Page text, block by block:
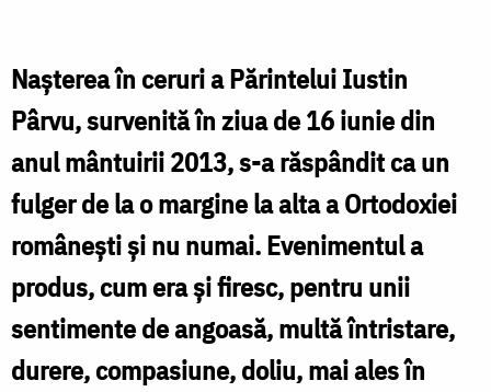
Roncea
Naşterea în ceruri a Părintelui Iustin
Pârvu, survenită în ziua de 16 iunie din
anul mântuirii 2013, s-a răspândit ca un
fulger de la o margine la alta a Ortodoxiei
româneşti şi nu numai. Evenimentul a
produs, cum era şi firesc, pentru unii
sentimente de angoasă, multă întristare,
durere, compasiune, doliu, mai ales în